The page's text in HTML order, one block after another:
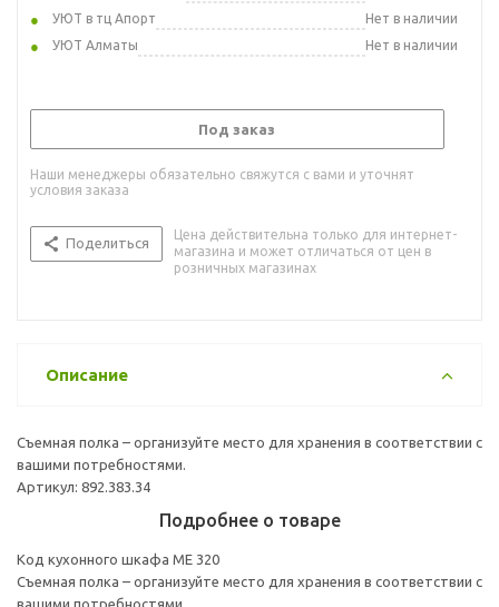
УЮТ в тц Апорт
Нет в наличии
УЮТ Алматы
Нет в наличии
Под заказ
Наши менеджеры обязательно свяжутся с вами и уточнят
условия заказа
Поделиться
Цена действительна только для интернет-
магазина и может отличаться от цен в
розничных магазинах
Описание
Съемная полка – организуйте место для хранения в соответствии с
вашими потребностями.
Артикул: 892.383.34
Подробнее о товаре
Код кухонного шкафа ME 320
Съемная полка – организуйте место для хранения в соответствии с
вашими потребностями.